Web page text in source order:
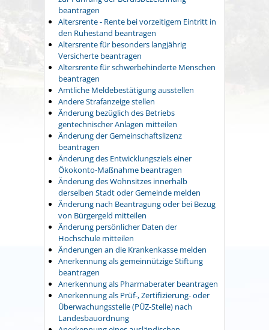
beantragen
Altersrente - Rente bei vorzeitigem Eintritt in
den Ruhestand beantragen
Altersrente für besonders langjährig
Versicherte beantragen
Altersrente für schwerbehinderte Menschen
beantragen
Amtliche Meldebestätigung ausstellen
Andere Strafanzeige stellen
Änderung bezüglich des Betriebs
gentechnischer Anlagen mitteilen
Änderung der Gemeinschaftslizenz
beantragen
Änderung des Entwicklungsziels einer
Ökokonto-Maßnahme beantragen
Änderung des Wohnsitzes innerhalb
derselben Stadt oder Gemeinde melden
Änderung nach Beantragung oder bei Bezug
von Bürgergeld mitteilen
Änderung persönlicher Daten der
Hochschule mitteilen
Änderungen an die Krankenkasse melden
Anerkennung als gemeinnützige Stiftung
beantragen
Anerkennung als Pharmaberater beantragen
Anerkennung als Prüf-, Zertifizierung- oder
Überwachungsstelle (PÜZ-Stelle) nach
Landesbauordnung